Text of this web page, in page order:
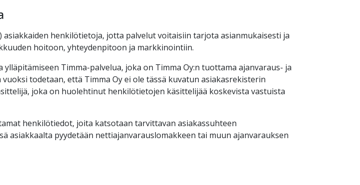
henkilötietoja, jotta palvelut voitaisiin tarjota asianmukaisesti ja
hoitoon, yhteydenpitoon ja markkinointiin.
Timma-palvelua, joka on Timma Oy:n tuottama ajanvaraus- ja
todetaan, että Timma Oy ei ole tässä kuvatun asiakasrekisterin
joka on huolehtinut henkilötietojen käsittelijää koskevista vastuista
henkilötiedot, joita katsotaan tarvittavan asiakassuhteen
asiakkaalta pyydetään nettiajanvarauslomakkeen tai muun ajanvarauksen